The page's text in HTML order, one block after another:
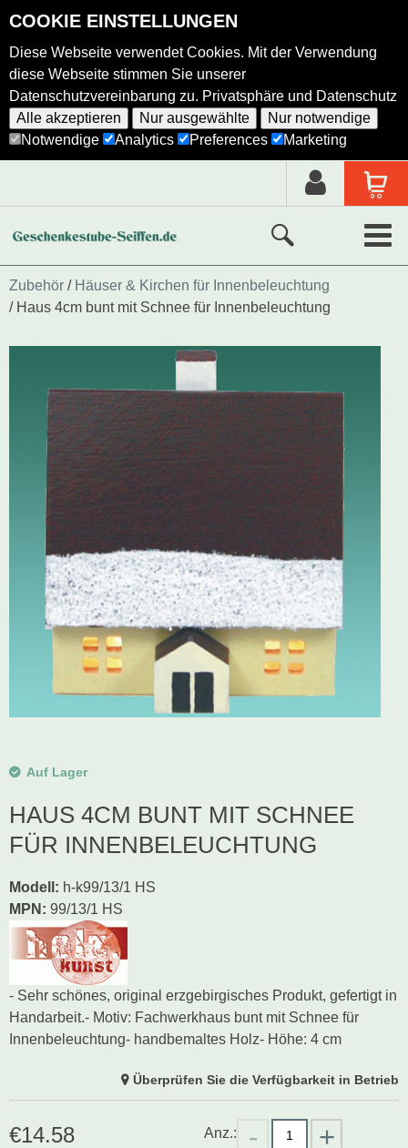
COOKIE EINSTELLUNGEN
Diese Webseite verwendet Cookies. Mit der Verwendung
diese Webseite stimmen Sie unserer
Datenschutzvereinbarung zu. Privatsphäre und Datenschutz
Alle akzeptieren
Nur ausgewählte
Nur notwendige
Notwendige
Analytics Preferences Marketing
Neue Produkte
Holzkunst nach Hersteller
Schwibbogen
Räucherfiguren
Pyramiden
Zubehör
Häuser & Kirchen für Innenbeleuchtung
Haus 4cm bunt mit Schnee für Innenbeleuchtung
Auf Lager
HAUS 4CM BUNT MIT SCHNEE
FÜR INNENBELEUCHTUNG
Modell : h-k99/13/1 HS
MPN: 99/13/1 HS
- Sehr schönes, original erzgebirgisches Produkt, gefertigt in
Handarbeit.- Motiv: Fachwerkhaus bunt mit Schnee für
Innenbeleuchtung- handbemaltes Holz- Höhe: 4 cm
Überprüfen Sie die Verfügbarkeit in Betrieb
€14.58 Anz.: